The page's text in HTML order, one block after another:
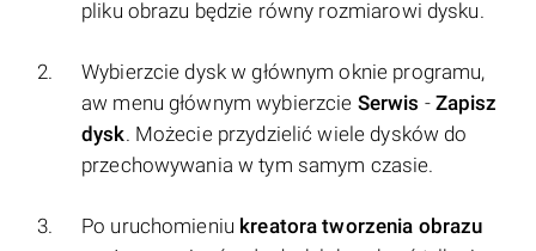
pliku obrazu będzie równy rozmiarowi dysku.
Wybierzcie dysk w głównym oknie programu,
aw menu głównym wybierzcie Serwis - Zapisz
dysk. Możecie przydzielić wiele dysków do
przechowywania w tym samym czasie.
Po uruchomieniu kreatora tworzenia obrazu